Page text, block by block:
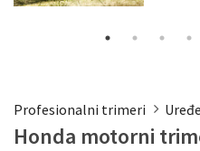
Profesionalni trimeri
Honda motorni